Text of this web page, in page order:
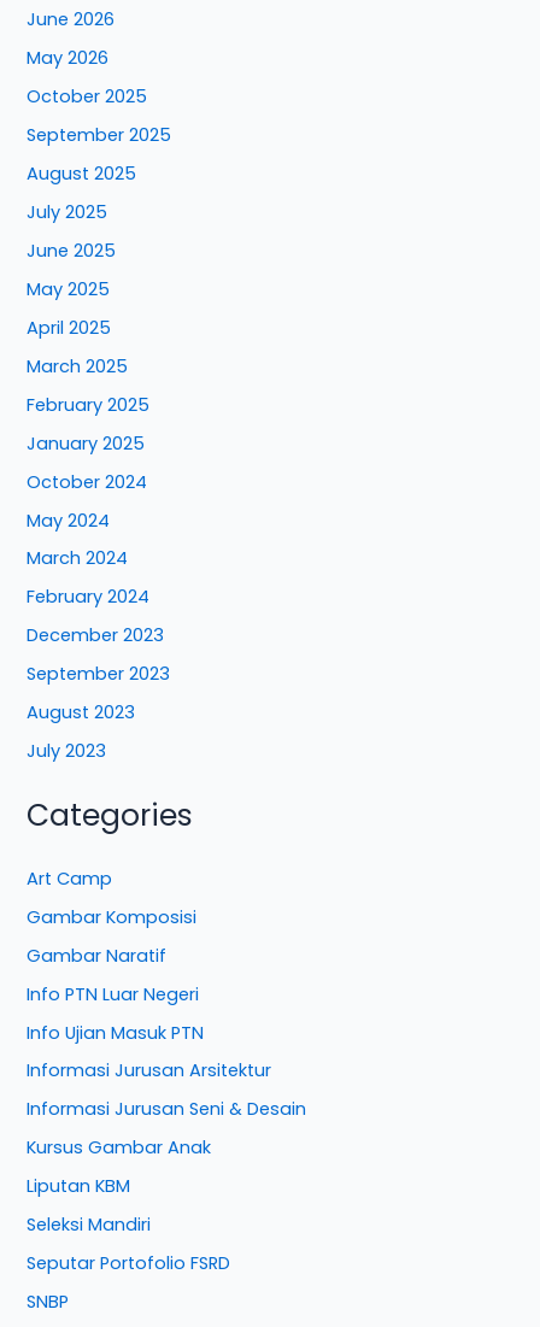
June 2026
May 2026
October 2025
September 2025
August 2025
July 2025
June 2025
May 2025
April 2025
March 2025
February 2025
January 2025
October 2024
May 2024
March 2024
February 2024
December 2023
September 2023
August 2023
July 2023
Categories
Art Camp
Gambar Komposisi
Gambar Naratif
Info PTN Luar Negeri
Info Ujian Masuk PTN
Informasi Jurusan Arsitektur
Informasi Jurusan Seni & Desain
Kursus Gambar Anak
Liputan KBM
Seleksi Mandiri
Seputar Portofolio FSRD
SNBP